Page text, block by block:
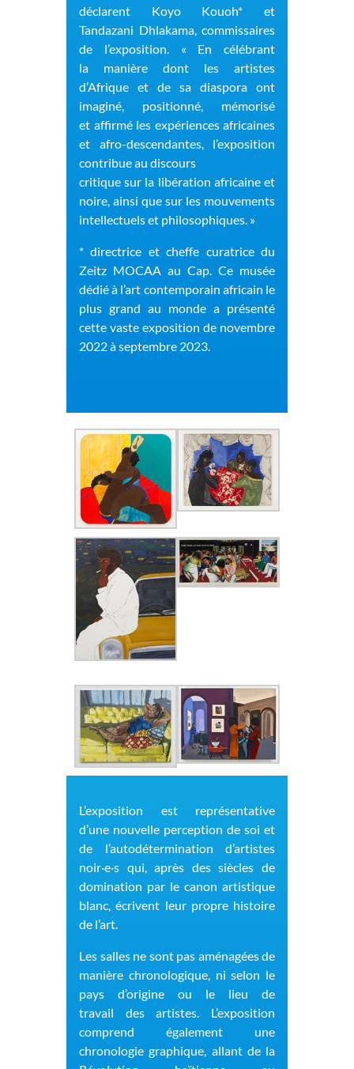
déclarent Koyo Kouoh* et
Tandazani Dhlakama, commissaires
de l’exposition. « En célébrant
la manière dont les artistes
d’Afrique et de sa diaspora ont
imaginé, positionné, mémorisé
et affirmé les expériences africaines
et afro-descendantes, l’exposition
contribue au discours
critique sur la libération africaine et
noire, ainsi que sur les mouvements
intellectuels et philosophiques. »
*directrice et cheffe curatrice du
Zeitz MOCAA au Cap. Ce musée
dédié à l’art contemporain africain le
plus grand au monde a présenté
cette vaste exposition de novembre
2022 à septembre 2023.
L’exposition est représentative
d’une nouvelle perception de soi et
de l’autodétermination d’artistes
noir·e·s qui, après des siècles de
domination par le canon artistique
blanc, écrivent leur propre histoire
de l’art.
Les salles ne sont pas aménagées de
manière chronologique, niselon le
pays d’origine ou le lieu de
travail des artistes. L’exposition
comprend également une
chronologie graphique, allant de la